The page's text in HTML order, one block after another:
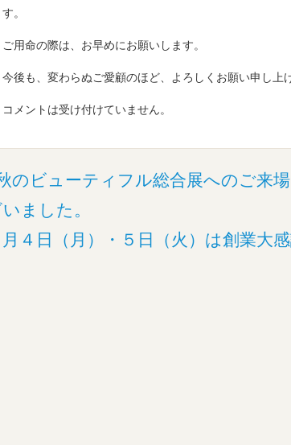
す。
ご用命の際は、お早めにお願いします。
今後も、変わらぬご愛顧のほど、よろしくお願い申し上
コメントは受け付けていません。
のビューティフル総合展へのご来
ました。
月４日（月）・５日（火）は創業大